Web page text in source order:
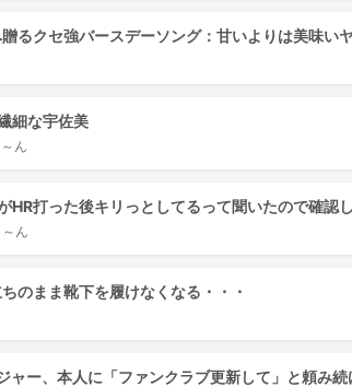
贈るクセ強バースデーソング：甘いよりは美味い
細な宇佐美
ん
HR打った後キリっとしてるって聞いたので確認
ん
のまま靴下を履けなくなる・・・
ャー、本人に「ファンクラブ更新して」と頼み